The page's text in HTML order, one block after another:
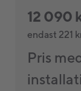
12 090
endast 221
Pris